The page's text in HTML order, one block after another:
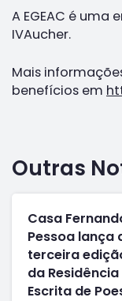
A EGEAC é
IVAucher.
Mais
benefícios em
Outras
Casa
Pessoa lança
terceira
da
Escrita de